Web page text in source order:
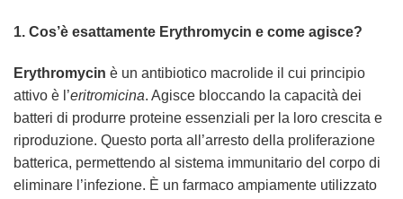
1. Cos’è esattamente Erythromycin e come agisce?
Erythromycin è un antibiotico macrolide il cui principio
attivo è l’eritromicina. Agisce bloccando la capacità dei
batteri di produrre proteine essenziali per la loro crescita e
riproduzione. Questo porta all’arresto della proliferazione
batterica, permettendo al sistema immunitario del corpo di
eliminare l’infezione. È un farmaco ampiamente utilizzato